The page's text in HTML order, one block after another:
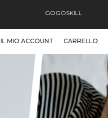
GOGOSKILL
IL MIO ACCOUNT CARRELLO